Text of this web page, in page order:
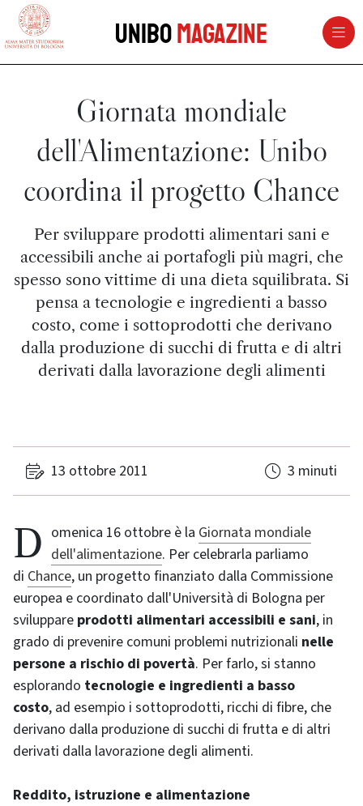
vai al contenuto della pagina
UniboMagazine
Giornata mondiale
dell'Alimentazione: Unibo
coordina il progetto Chance
Per sviluppare prodotti alimentari sani e
accessibili anche ai portafogli più magri, che
spesso sono vittime di una dieta squilibrata. Si
pensa a tecnologie e ingredienti a basso
costo, come i sottoprodotti che derivano
dalla produzione di succhi di frutta e di altri
derivati dalla lavorazione degli alimenti
13 ottobre 2011 3 minuti
Domenica 16 ottobre è la Giornata mondiale
dell'alimentazione. Per celebrarla parliamo
di Chance, un progetto finanziato dalla Commissione
europea e coordinato dall'Università di Bologna per
sviluppare prodotti alimentari accessibili e sani, in
grado di prevenire comuni problemi nutrizionali nelle
persone a rischio di povertà. Per farlo, si stanno
esplorando tecnologie e ingredienti a basso
costo, ad esempio i sottoprodotti, ricchi di fibre, che
derivano dalla produzione di succhi di frutta e di altri
derivati dalla lavorazione degli alimenti.
Reddito, istruzione e alimentazione